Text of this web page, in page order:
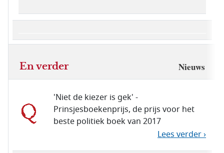
En verder Nieuws
'Niet de kiezer is gek' -
Prinsjesboekenprijs, de prijs voor het
beste politiek boek van 2017
Lees verder ›